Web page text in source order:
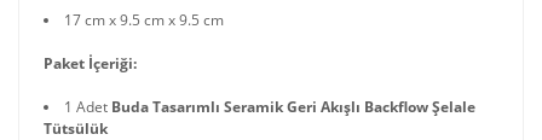
17 cm x 9.5 cm x 9.5 cm
Paket İçeriği:
1 Adet Buda Tasarımlı Seramik Geri Akışlı Backflow Şelale
Tütsülük